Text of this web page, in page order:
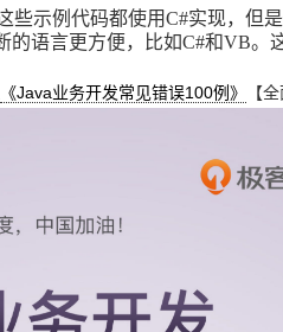
些示例代码都使用C#实现，但
的语言更方便，比如C#和VB。
《Java业务开发常见错误100例》 【